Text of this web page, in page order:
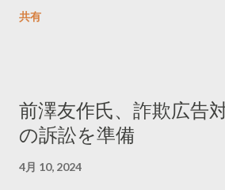
学しました。 ー バズの目安は1300リツ
トするのか？ https://
共有
前澤友作氏、詐欺広告
の訴訟を準備
4月 10, 2024